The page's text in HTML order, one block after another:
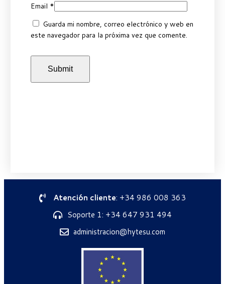
Email *
Guarda mi nombre, correo electrónico y web en
este navegador para la próxima vez que comente.
Atención cliente: +34 986 008 363
Soporte 1: +34 647 931 494
administracion@hytesu.com